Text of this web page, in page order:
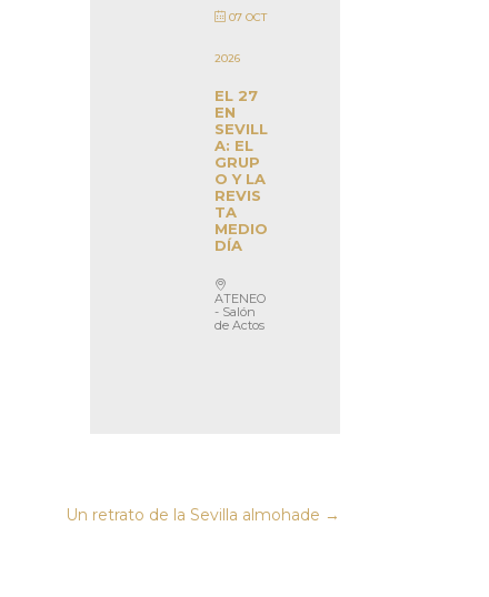
07 OCT
2026
EL 27
EN
SEVILL
A: EL
GRUP
O Y LA
REVIS
TA
MEDIO
DÍA
ATENEO
- Salón
de Actos
Un retrato de la Sevilla almohade →